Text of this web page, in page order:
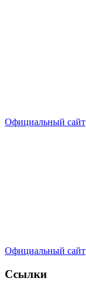
Официальный сайт
Официальный сайт
Ссылки